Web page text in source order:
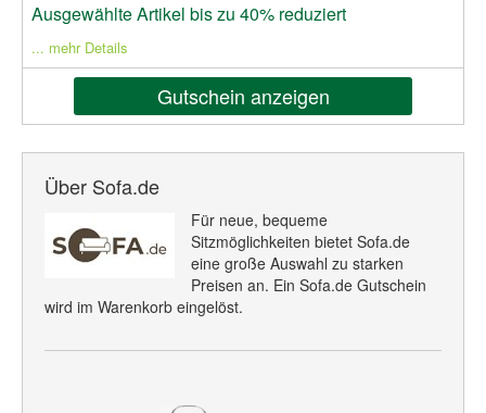
Ausgewählte Artikel bis zu 40% reduziert
... mehr Details
Gutschein anzeigen
Über Sofa.de
Für neue, bequeme
Sitzmöglichkeiten bietet Sofa.de
eine große Auswahl zu starken
Preisen an. Ein Sofa.de Gutschein
wird im Warenkorb eingelöst.